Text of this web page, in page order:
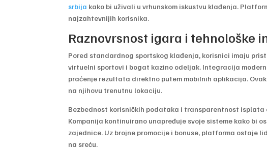
srbija kako bi uživali u vrhunskom iskustvu klađenja.
najzahtevnijih korisnika.
Raznovrsnost igara i tehnološke
Pored standardnog sportskog klađenja, korisnici imaju
virtuelni sportovi i bogat kazino odeljak. Integracija
praćenje rezultata direktno putem mobilnih aplikacija.
na njihovu trenutnu lokaciju.
Bezbednost korisničkih podataka i transparentnost
Kompanija kontinuirano unapređuje svoje sisteme kako bi
zajednice. Uz brojne promocije i bonuse, platforma ostaje
na sreću.